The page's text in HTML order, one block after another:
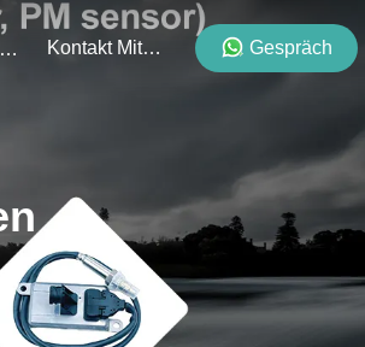
Veranstaltungen Kontakt Mit Uns Gespräch